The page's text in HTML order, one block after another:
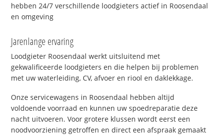
hebben 24/7 verschillende loodgieters actief in Roosendaal
en omgeving
Jarenlange ervaring
Loodgieter Roosendaal werkt uitsluitend met
gekwalificeerde loodgieters en die helpen bij problemen
met uw waterleiding, CV, afvoer en riool en daklekkage.
Onze servicewagens in Roosendaal hebben altijd
voldoende voorraad en kunnen uw spoedreparatie deze
nacht uitvoeren. Voor grotere klussen wordt eerst een
noodvoorziening getroffen en direct een afspraak gemaakt